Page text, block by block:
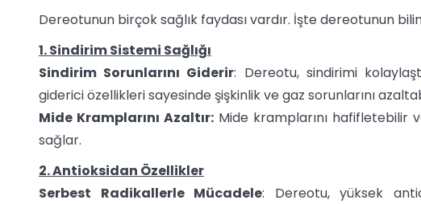
Dereotunun birçok sağlık faydası vardır. İşte dereotunun
1. Sindirim Sistemi Sağlığı
Sindirim Sorunlarını Giderir: Dereotu, sindirimi
giderici özellikleri sayesinde şişkinlik ve gaz sorunlarını
Mide Kramplarını Azaltır:Mide kramplarını hafifletebilir
sağlar.
2. Antioksidan Özellikler
Serbest Radikallerle Mücadele: Dereotu, yüksek